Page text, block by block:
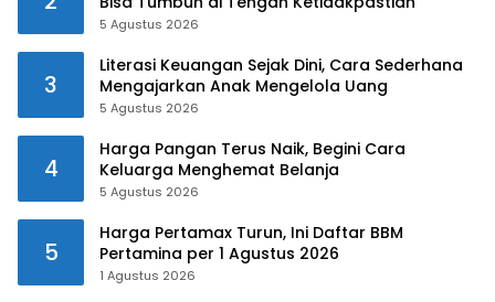
5 Agustus 2026
3
Literasi Keuangan Sejak Dini, Cara Sederhana
Mengajarkan Anak Mengelola Uang
5 Agustus 2026
4
Harga Pangan Terus Naik, Begini Cara
Keluarga Menghemat Belanja
5 Agustus 2026
5
Harga Pertamax Turun, Ini Daftar BBM
Pertamina per 1 Agustus 2026
1 Agustus 2026